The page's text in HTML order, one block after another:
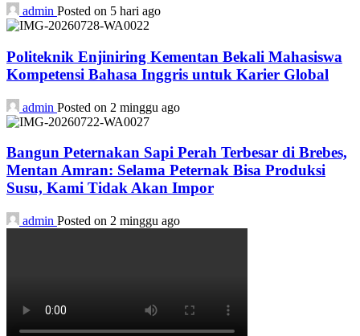
admin Posted on 5 hari ago
Politeknik Enjiniring Kementan Bekali Mahasiswa
Kompetensi Bahasa Inggris untuk Karier Global
admin Posted on 2 minggu ago
Bangun Peternakan Sapi Perah Terbesar di Brebes,
Mentan Amran: Selama Peternak Bisa Produksi
Susu, Kami Tidak Akan Impor
admin Posted on 2 minggu ago